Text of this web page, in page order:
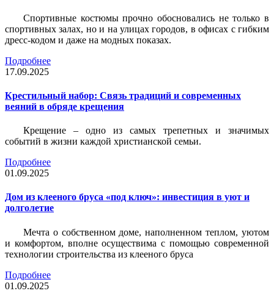
Спортивные костюмы прочно обосновались не только в
спортивных залах, но и на улицах городов, в офисах с гибким
дресс-кодом и даже на модных показах.
Подробнее
17.09.2025
Крестильный набор: Связь традиций и современных
веяний в обряде крещения
Крещение – одно из самых трепетных и значимых
событий в жизни каждой христианской семьи.
Подробнее
01.09.2025
Дом из клееного бруса «под ключ»: инвестиция в уют и
долголетие
Мечта о собственном доме, наполненном теплом, уютом
и комфортом, вполне осуществима с помощью современной
технологии строительства из клееного бруса
Подробнее
01.09.2025